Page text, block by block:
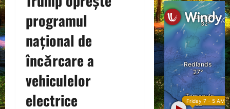
programul
național de
încărcare a
vehiculelor
electrice